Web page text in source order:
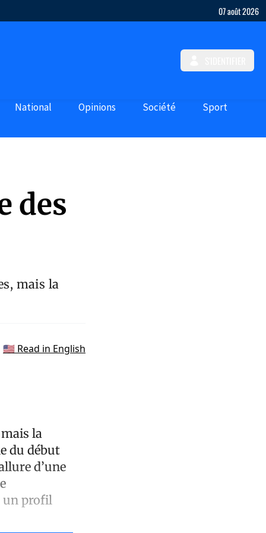
07 août 2026
National Opinions Société Sport
des
mais la
🇺🇸 Read in English
la
du début
d’une
un profil